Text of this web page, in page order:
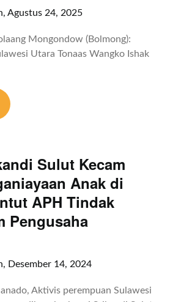
Agustus 24, 2025
Mongondow (Bolmong):
Utara Tonaas Wangko Ishak
Sulut Kecam
Anak di
APH Tindak
Pengusaha
Desember 14, 2024
Aktivis perempuan Sulawesi